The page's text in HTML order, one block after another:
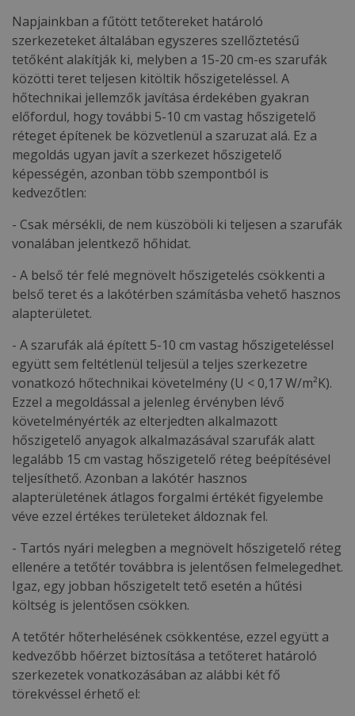
Napjainkban a fűtött tetőtereket határoló
szerkezeteket általában egyszeres szellőztetésű
tetőként alakítják ki, melyben a 15-20 cm-es szarufák
közötti teret teljesen kitöltik hőszigeteléssel. A
hőtechnikai jellemzők javítása érdekében gyakran
előfordul, hogy további 5-10 cm vastag hőszigetelő
réteget építenek be közvetlenül a szaruzat alá. Ez a
megoldás ugyan javít a szerkezet hőszigetelő
képességén, azonban több szempontból is
kedvezőtlen:
- Csak mérsékli, de nem küszöböli ki teljesen a szarufák
vonalában jelentkező hőhidat.
- A belső tér felé megnövelt hőszigetelés csökkenti a
belső teret és a lakótérben számításba vehető hasznos
alapterületet.
- A szarufák alá épített 5-10 cm vastag hőszigeteléssel
együtt sem feltétlenül teljesül a teljes szerkezetre
vonatkozó hőtechnikai követelmény (U < 0,17 W/m²K).
Ezzel a megoldással a jelenleg érvényben lévő
követelményérték az elterjedten alkalmazott
hőszigetelő anyagok alkalmazásával szarufák alatt
legalább 15 cm vastag hőszigetelő réteg beépítésével
teljesíthető. Azonban a lakótér hasznos
alapterületének átlagos forgalmi értékét figyelembe
véve ezzel értékes területeket áldoznak fel.
- Tartós nyári melegben a megnövelt hőszigetelő réteg
ellenére a tetőtér továbbra is jelentősen felmelegedhet.
Igaz, egy jobban hőszigetelt tető esetén a hűtési
költség is jelentősen csökken.
A tetőtér hőterhelésének csökkentése, ezzel együtt a
kedvezőbb hőérzet biztosítása a tetőteret határoló
szerkezetek vonatkozásában az alábbi két fő
törekvéssel érhető el: